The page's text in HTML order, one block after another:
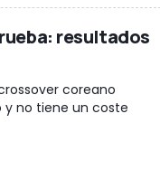
resultados
coreano
y no tiene un coste